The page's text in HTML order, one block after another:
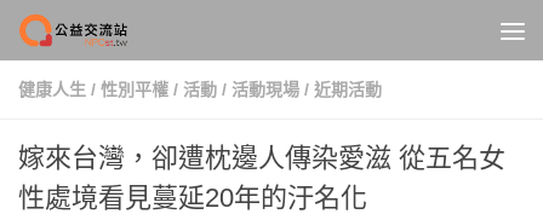
Skip to content
健康人生 / 性別平權 / 活動 / 活動現場 / 近期活動
嫁來台灣，卻遭枕邊人傳染愛滋 從五名女
性處境看見蔓延20年的汙名化